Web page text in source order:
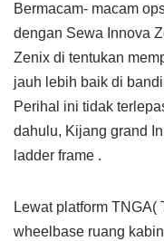
Bermacam- macam
dengan Sewa Innova
Zenix di tentukan
jauh lebih baik di
Perihal ini tidak
dahulu, Kijang grand
ladder frame .
Lewat platform TNGA(
wheelbase ruang